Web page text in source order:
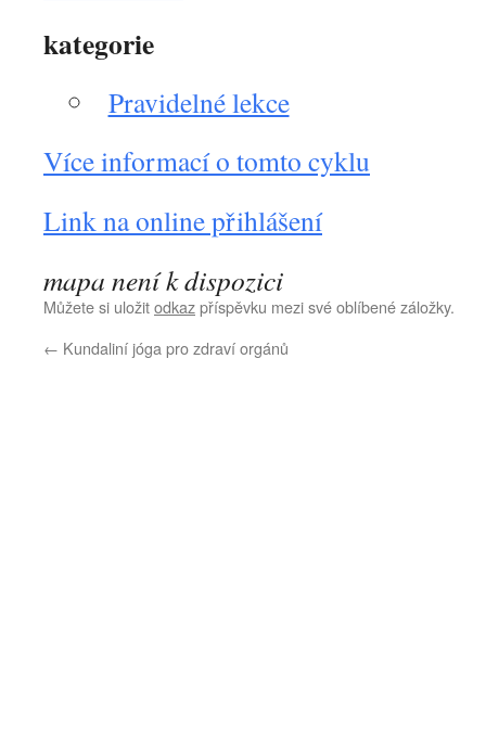
kategorie
Pravidelné lekce
Více informací o tomto cyklu
Link na online přihlášení
mapa není k dispozici
Můžete si uložitodkazpříspěvku mezi své oblíbené záložky.
← Kundaliní jóga pro zdraví orgánů